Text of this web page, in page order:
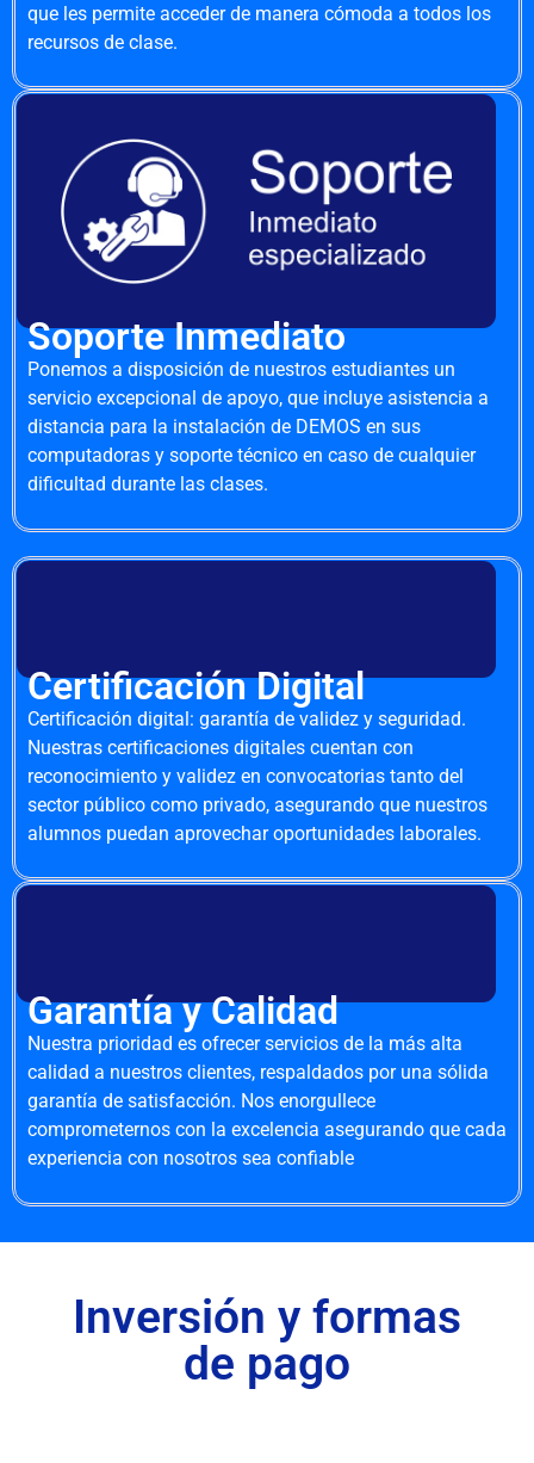
que les permite acceder de manera cómoda a todos los
recursos de clase.
Soporte Inmediato
Ponemos a disposición de nuestros estudiantes un
servicio excepcional de apoyo, que incluye asistencia a
distancia para la instalación de DEMOS en sus
computadoras y soporte técnico en caso de cualquier
dificultad durante las clases.
Certificación Digital
Certificación digital: garantía de validez y seguridad.
Nuestras certificaciones digitales cuentan con
reconocimiento y validez en convocatorias tanto del
sector público como privado, asegurando que nuestros
alumnos puedan aprovechar oportunidades laborales.
Garantía y Calidad
Nuestra prioridad es ofrecer servicios de la más alta
calidad a nuestros clientes, respaldados por una sólida
garantía de satisfacción. Nos enorgullece
comprometernos con la excelencia asegurando que cada
experiencia con nosotros sea confiable
Inversión y formas
de pago